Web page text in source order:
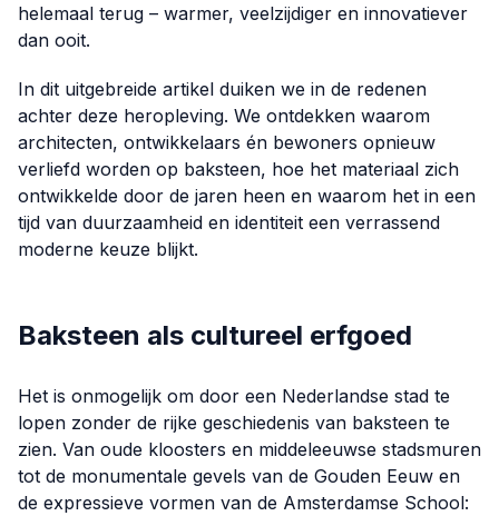
helemaal terug – warmer, veelzijdiger en innovatiever
dan ooit.
In dit uitgebreide artikel duiken we in de redenen
achter deze heropleving. We ontdekken waarom
architecten, ontwikkelaars én bewoners opnieuw
verliefd worden op baksteen, hoe het materiaal zich
ontwikkelde door de jaren heen en waarom het in een
tijd van duurzaamheid en identiteit een verrassend
moderne keuze blijkt.
Baksteen als cultureel erfgoed
Het is onmogelijk om door een Nederlandse stad te
lopen zonder de rijke geschiedenis van baksteen te
zien. Van oude kloosters en middeleeuwse stadsmuren
tot de monumentale gevels van de Gouden Eeuw en
de expressieve vormen van de Amsterdamse School: